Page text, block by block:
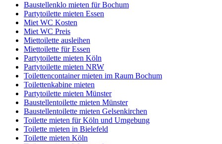
Baustellenklo mieten für Bochum
Partytoilette mieten Essen
Miet WC Kosten
Miet WC Preis
Miettoilette ausleihen
Miettoilette für Essen
Partytoilette mieten Köln
Partytoilette mieten NRW
Toilettencontainer mieten im Raum Bochum
Toilettenkabine mieten
Partytoilette mieten Münster
Baustellentoilette mieten Münster
Baustellentoilette mieten Gelsenkirchen
Toilette mieten für Köln und Umgebung
Toilette mieten in Bielefeld
Toilette mieten Köln